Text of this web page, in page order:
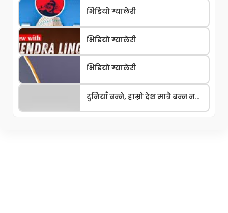
भिडियो ग्यालेरी
भिडियो ग्यालेरी
भिडियो ग्यालेरी
दुनियाँ बन्ने, हाम्रो देश मात्रै बन्न नपर्ने कुनै कारण छैन